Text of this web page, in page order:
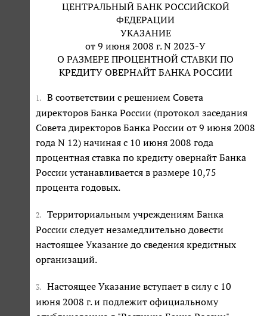
ЦЕНТРАЛЬНЫЙ БАНК РОССИЙСКОЙ
ФЕДЕРАЦИИ
УКАЗАНИЕ
от 9 июня 2008 г. N 2023-У
О РАЗМЕРЕ ПРОЦЕНТНОЙ СТАВКИ ПО
КРЕДИТУ ОВЕРНАЙТ БАНКА РОССИИ
1.
В соответствии с решением Совета
директоров Банка России (протокол заседания
Совета директоров Банка России от 9 июня 2008
года N 12) начиная с 10 июня 2008 года
процентная ставка по кредиту овернайт Банка
России устанавливается в размере 10,75
процента годовых.
2.
Территориальным учреждениям Банка
России следует незамедлительно довести
настоящее Указание до сведения кредитных
организаций.
3.
Настоящее Указание вступает в силу с 10
июня 2008 г. и подлежит официальному